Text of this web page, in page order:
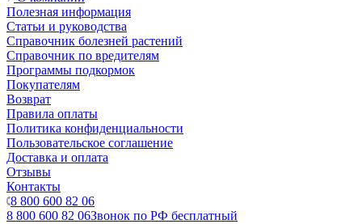
Полезная информация
Статьи и руководства
Справочник болезней растений
Справочник по вредителям
Программы подкормок
Покупателям
Возврат
Правила оплаты
Политика конфиденциальности
Пользовательское соглашение
Доставка и оплата
Отзывы
Контакты
8 800 600 82 06
8 800 600 82 06Звонок по РФ бесплатный